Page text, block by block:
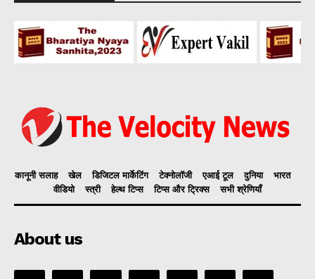
कानूनी सलाह खेल डिजिटल मार्केटिंग टेक्नोलॉजी एआई टूल दुनिया
भारत
वीडियो
स्त्री हेल्थ टिप्स टिप्स और ट्रिक्स सभी श्रेणियाँ
About us